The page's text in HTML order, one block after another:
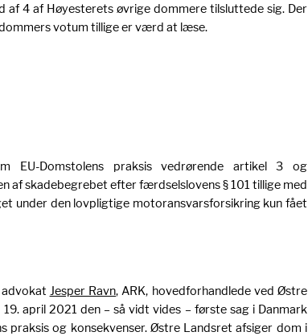
af 4 af Høyesterets øvrige dommere tilsluttede sig. Der
votum tillige er værd at læse.
EU-Domstolens praksis vedrørende artikel 3 og
af skadebegrebet efter færdselslovens § 101 tillige med
under den lovpligtige motoransvarsforsikring kun fået
Jesper Ravn, ARK, hovedforhandlede ved Østre
april 2021 den – så vidt vides – første sag i Danmark
praksis og konsekvenser. Østre Landsret afsiger dom i